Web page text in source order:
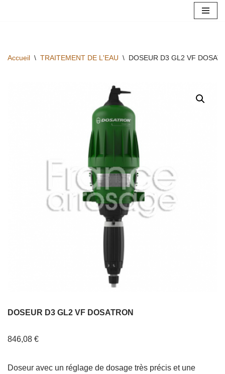
contenu
Accueil \ TRAITEMENT DE L'EAU \ DOSEUR D3 GL2 VF
DOSEUR D3 GL2 VF DOSATRON
846,08 €
Doseur avec un réglage de dosage très précis et une